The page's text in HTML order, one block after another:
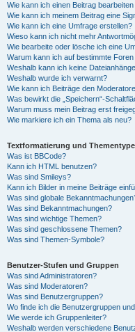
Wie kann ich einen Beitrag
Wie kann ich meinem Beitrag eine
Wie kann ich eine Umfrage erstellen?
Wieso kann ich nicht mehr
Wie bearbeite oder lösche ich eine
Warum kann ich auf bestimmte
Weshalb kann ich keine
Weshalb wurde ich verwarnt?
Wie kann ich Beiträge den
Was bewirkt die „Speichern“-
Warum muss mein Beitrag erst
Wie markiere ich ein Thema als neu?
Textformatierung und
Was ist BBCode?
Kann ich HTML benutzen?
Was sind Smileys?
Kann ich Bilder in meine Beiträge
Was sind globale
Was sind Bekanntmachungen?
Was sind wichtige Themen?
Was sind geschlossene Themen?
Was sind Themen-Symbole?
Benutzer-Stufen und Gruppen
Was sind Administratoren?
Was sind Moderatoren?
Was sind Benutzergruppen?
Wo finde ich die Benutzergruppen
Wie werde ich Gruppenleiter?
Weshalb werden verschiedene